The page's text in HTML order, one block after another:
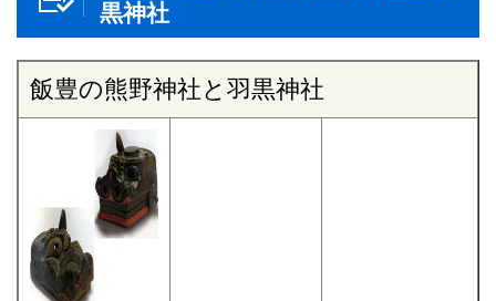
黒神社
飯豊の熊野神社と羽黒神社